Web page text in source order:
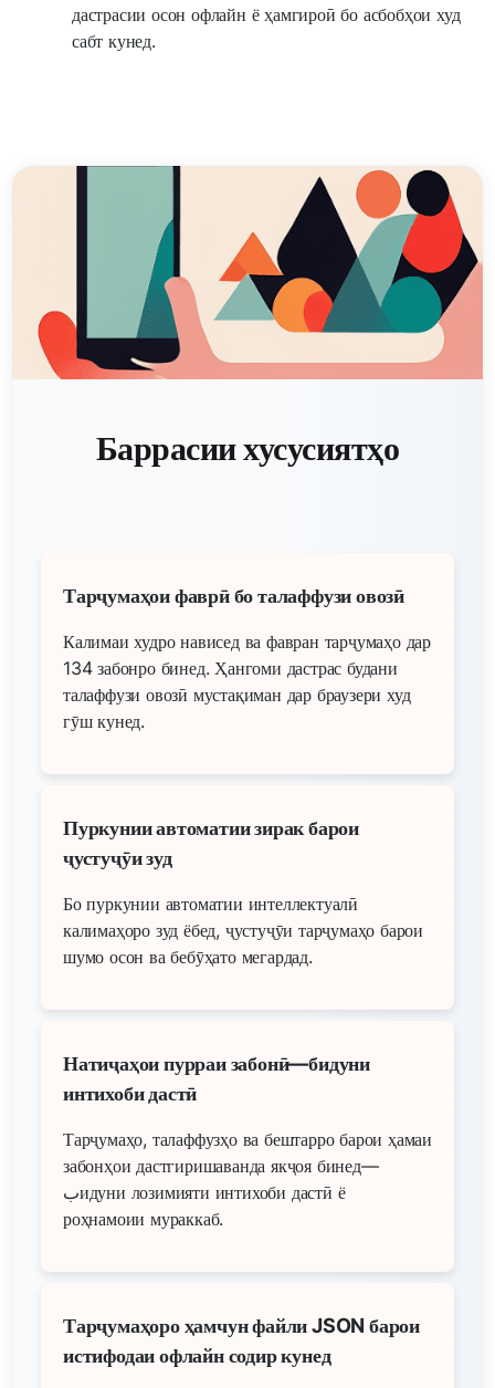
дастрасии осон офлайн ё ҳамгироӣ бо асбобҳои худ
сабт кунед.
Баррасии хусусиятҳо
Тарҷумаҳои фаврӣ бо талаффузи овозӣ
Калимаи худро нависед ва фавран тарҷумаҳо дар
134 забонро бинед. Ҳангоми дастрас будани
талаффузи овозӣ мустақиман дар браузери худ
гӯш кунед.
Пуркунии автоматии зирак барои
ҷустуҷӯи зуд
Бо пуркунии автоматии интеллектуалӣ
калимаҳоро зуд ёбед, ҷустуҷӯи тарҷумаҳо барои
шумо осон ва бебӯҳато мегардад.
Натиҷаҳои пурраи забонӣ—бидуни
интихоби дастӣ
Тарҷумаҳо, талаффузҳо ва бештарро барои ҳамаи
забонҳои дастгиришаванда якҷоя бинед—
بидуни лозимияти интихоби дастӣ ё
роҳнамоии мураккаб.
Тарҷумаҳоро ҳамчун файли JSON барои
истифодаи офлайн содир кунед